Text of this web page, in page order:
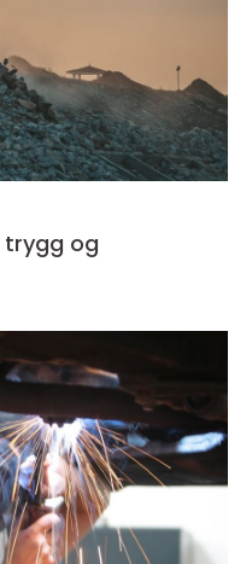
trygg og